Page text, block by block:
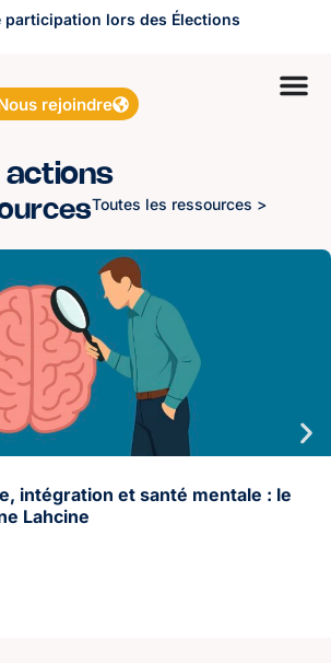
lors des Élections
rejoindre
actions
Toutes les ressources >
intégration et santé mentale : le
Lahcine